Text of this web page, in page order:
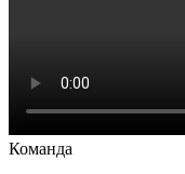
Команда